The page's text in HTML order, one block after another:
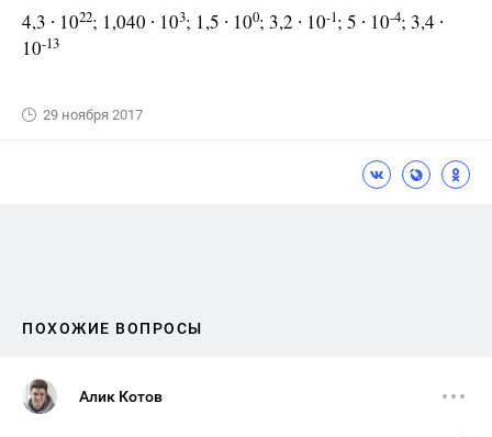
4,3 ∙ 1022; 1,040 ∙ 103; 1,5 ∙ 100; 3,2 ∙ 10-1; 5 ∙ 10-4; 3,4 ∙
10-13
29 ноября 2017
ПОХОЖИЕ ВОПРОСЫ
Алик Котов